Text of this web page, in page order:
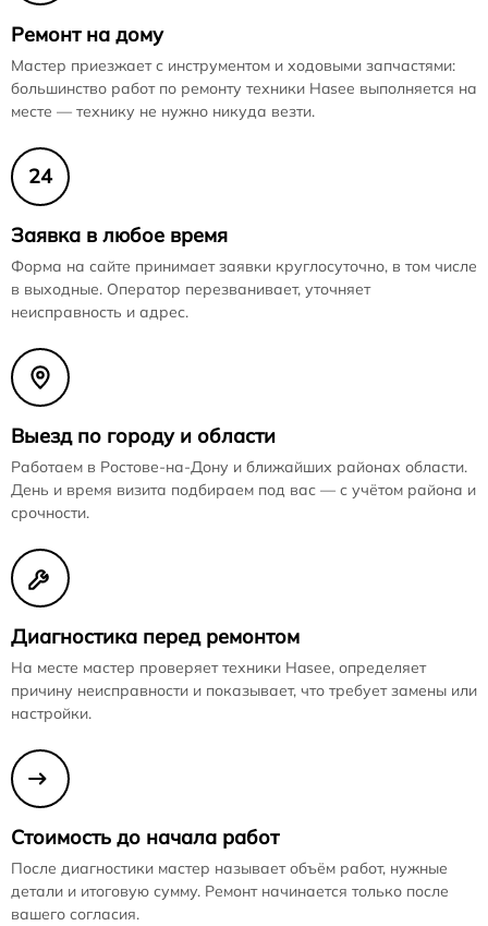
Ремонт на дому
Мастер приезжает с инструментом и ходовыми запчастями:
большинство работ по ремонту техники Hasee выполняется на
месте — технику не нужно никуда везти.
24
Заявка в любое время
Форма на сайте принимает заявки круглосуточно, в том числе
в выходные. Оператор перезванивает, уточняет
неисправность и адрес.
Выезд по городу и области
Работаем в Ростове-на-Дону и ближайших районах области.
День и время визита подбираем под вас — с учётом района и
срочности.
Диагностика перед ремонтом
На месте мастер проверяет техники Hasee, определяет
причину неисправности и показывает, что требует замены или
настройки.
Стоимость до начала работ
После диагностики мастер называет объём работ, нужные
детали и итоговую сумму. Ремонт начинается только после
вашего согласия.